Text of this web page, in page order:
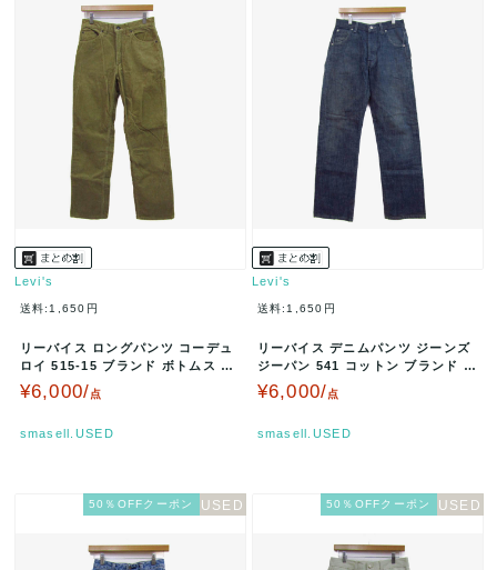
Levi's
送料:1,650円
リーバイス ロングパンツ コーデュ
ロイ 515-15 ブランド ボトムス 日
本製 メンズ 30サイズ…
¥6,000/点
smasell.USED
Levi's
送料:1,650円
リーバイス デニムパンツ ジーンズ
ジーパン 541 コットン ブランド ボ
トムス レディース 28…
¥6,000/点
smasell.USED
50％OFFクーポン 50％OFFクーポン